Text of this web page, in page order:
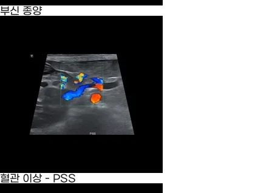
부신 종양
혈관 이상 - PSS